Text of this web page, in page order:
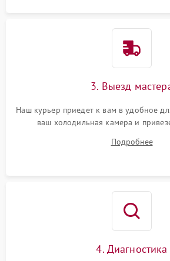
3. Выезд
Наш курьер приедет к вам в удобное
ваш холодильная камера и
Подробнее
4. Диагностика